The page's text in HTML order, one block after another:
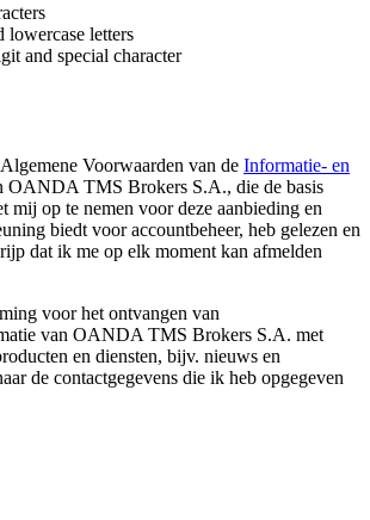
lowercase letters
and special character
Voorwaarden van de Informatie- en
OANDA TMS Brokers S.A., die de basis
mij op te nemen voor deze aanbieding en
biedt voor accountbeheer, heb gelezen en
dat ik me op elk moment kan afmelden
voor het ontvangen van
van OANDA TMS Brokers S.A. met
en diensten, bijv. nieuws en
de contactgegevens die ik heb opgegeven